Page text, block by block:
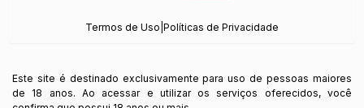
Termos de Uso Políticas de Privacidade
Este site é destinado exclusivamente para uso de pessoas maiores
de 18 anos. Ao acessar e utilizar os serviços oferecidos, você